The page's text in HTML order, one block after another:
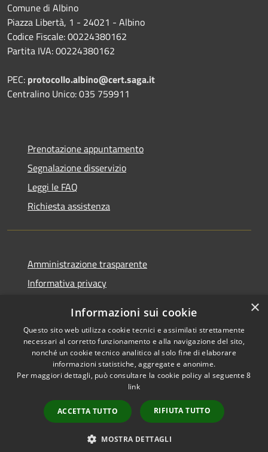
Comune di Albino
Piazza Libertà, 1 - 24021 - Albino
Codice Fiscale: 00224380162
Partita IVA: 00224380162
PEC: protocollo.albino@cert.saga.it
Centralino Unico: 035 759911
Prenotazione appuntamento
Segnalazione disservizio
Leggi le FAQ
Richiesta assistenza
Amministrazione trasparente
Informativa privacy
Dichiarazione di accessibilità
RSS
Copyright © 2026 • Comune di
Municipium•
Accesso
redazione
×
Informazioni sui cookie
Questo sito web utilizza cookie tecnici e assimilati strettamente
necessari al corretto funzionamento e alla navigazione del sito,
nonché un cookie tecnico analitico al solo fine di elaborare
informazioni statistiche, aggregate e anonime.
Per maggiori dettagli, può consultare la cookie policy al seguente8
link
ACCETTA TUTTO RIFIUTA TUTTO
MOSTRA DETTAGLI